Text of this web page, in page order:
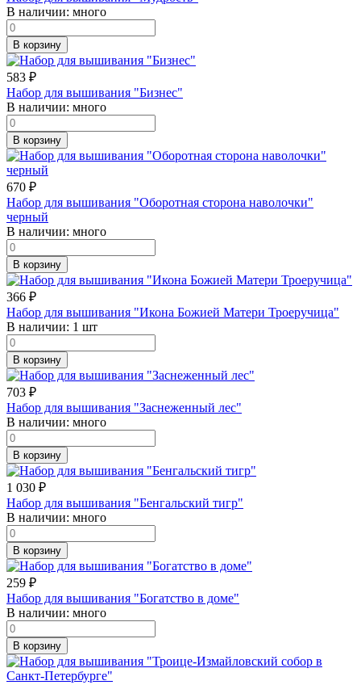
В наличии: много
В корзину
583 ₽
Набор для вышивания "Бизнес"
В наличии: много
В корзину
670 ₽
Набор для вышивания "Оборотная сторона наволочки"
черный
В наличии: много
В корзину
366 ₽
Набор для вышивания "Икона Божией Матери Троеручица"
В наличии: 1 шт
В корзину
703 ₽
Набор для вышивания "Заснеженный лес"
В наличии: много
В корзину
1 030 ₽
Набор для вышивания "Бенгальский тигр"
В наличии: много
В корзину
259 ₽
Набор для вышивания "Богатство в доме"
В наличии: много
В корзину